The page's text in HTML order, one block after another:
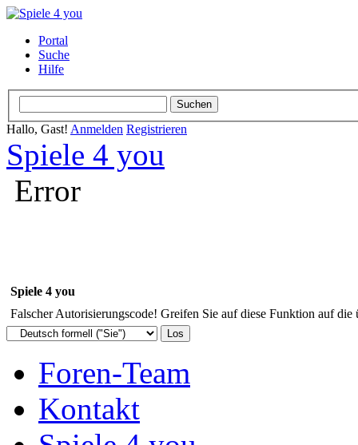
Portal
Suche
Hilfe
Hallo, Gast! Anmelden Registrieren
Spiele 4 you
Error
Spiele 4 you
Falscher Autorisierungscode! Greifen Sie auf diese Funktion auf
Foren-Team
Kontakt